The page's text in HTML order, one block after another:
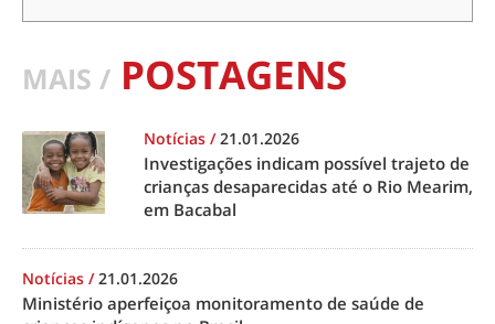
MAIS / POSTAGENS
Notícias /21.01.2026
Investigações indicam possível trajeto de
crianças desaparecidas até o Rio Mearim,
em Bacabal
Notícias /21.01.2026
Ministério aperfeiçoa monitoramento de saúde de